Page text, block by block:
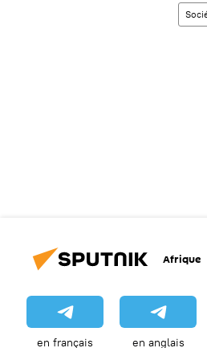
Afrique
en français en anglais